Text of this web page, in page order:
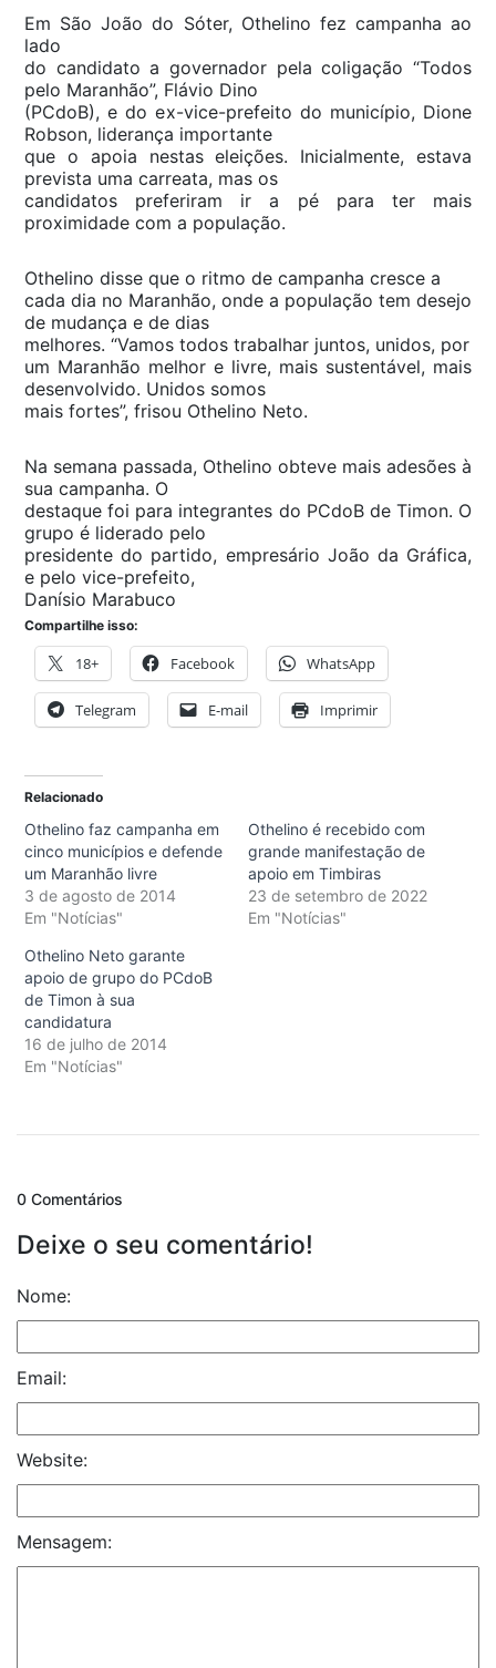
Em São João do Sóter, Othelino fez campanha ao
lado
do candidato a governador pela coligação “Todos
pelo Maranhão”, Flávio Dino
(PCdoB), e do ex-vice-prefeito do município, Dione
Robson, liderança importante
que o apoia nestas eleições. Inicialmente, estava
prevista uma carreata, mas os
candidatos preferiram ir a pé para ter mais
proximidade com a população.
Othelino disse que o ritmo de campanha cresce a
cada dia no Maranhão, onde a população tem desejo
de mudança e de dias
melhores. “Vamos todos trabalhar juntos, unidos, por
um Maranhão melhor e livre, mais sustentável, mais
desenvolvido. Unidos somos
mais fortes”, frisou Othelino Neto.
Na semana passada, Othelino obteve mais adesões à
sua campanha. O
destaque foi para integrantes do PCdoB de Timon. O
grupo é liderado pelo
presidente do partido, empresário João da Gráfica,
e pelo vice-prefeito,
Danísio Marabuco
Compartilhe isso:
18+ Facebook WhatsApp
Telegram E-mail Imprimir
Relacionado
Othelino faz campanha em
cinco municípios e defende
um Maranhão livre
3 de agosto de 2014
Em "Notícias"
Othelino é recebido com
grande manifestação de
apoio em Timbiras
23 de setembro de 2022
Em "Notícias"
Othelino Neto garante
apoio de grupo do PCdoB
de Timon à sua
candidatura
16 de julho de 2014
Em "Notícias"
0 Comentários
Deixe o seu comentário!
Nome:
Email:
Website:
Mensagem: